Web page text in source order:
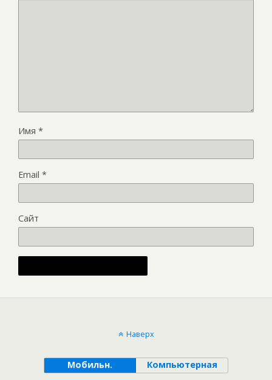
Имя *
Email *
Сайт
Наверх
Мобильн. Компьютерная